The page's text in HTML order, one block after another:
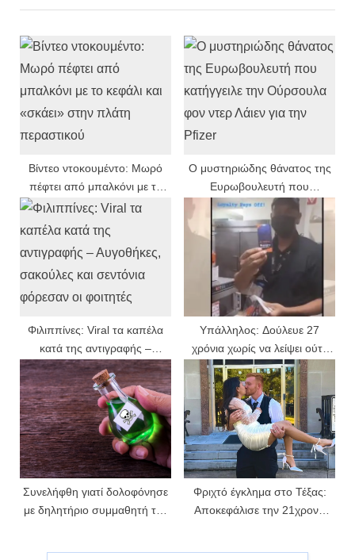
o
u
:
P
Βίντεο ντοκουμέντο: Μωρό
πέφτει από μπαλκόνι με το
κεφάλι και «σκάει» στην
πλάτη περαστικού
Ο μυστηριώδης θάνατος της
Ευρωβουλευτή που
κατήγγειλε την Ούρσουλα φον
ντερ Λάιεν για την Pfizer
Φιλιππίνες: Viral τα καπέλα
κατά της αντιγραφής –
Αυγοθήκες, σακούλες και
σεντόνια φόρεσαν οι φοιτητές
Υπάλληλος: Δούλευε 27
χρόνια χωρίς να λείψει ούτε
μία μέρα – Πήρε δώρο
300.000 δολάρια
Συνελήφθη γιατί δολοφόνησε
με δηλητήριο συμμαθητή της
Φριχτό έγκλημα στο Τέξας:
Αποκεφάλισε την 21χρονη